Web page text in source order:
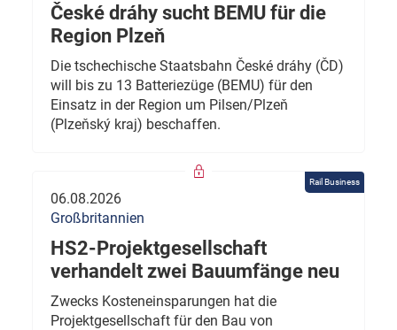
České dráhy sucht BEMU für die
Region Plzeň
Die tschechische Staatsbahn České dráhy (ČD)
will bis zu 13 Batteriezüge (BEMU) für den
Einsatz in der Region um Pilsen/Plzeň
(Plzeňský kraj) beschaffen.
Rail Business
06.08.2026
Großbritannien
HS2-Projektgesellschaft
verhandelt zwei Bauumfänge neu
Zwecks Kosteneinsparungen hat die
Projektgesellschaft für den Bau von